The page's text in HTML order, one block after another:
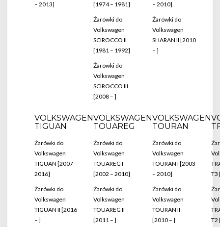
– 2013]
[1974 – 1981]
Żarówki do
Volkswagen
SCIROCCO II
[1981 – 1992]
Żarówki do
Volkswagen
SCIROCCO III
[2008 – ]
– 2010]
Żarówki do
Volkswagen
SHARAN II [2010
– ]
VOLKSWAGEN
TIGUAN
Żarówki do
Volkswagen
TIGUAN [2007 –
2016]
Żarówki do
Volkswagen
TIGUAN II [2016
– ]
VOLKSWAGEN
TOUAREG
Żarówki do
Volkswagen
TOUAREG I
[2002 – 2010]
Żarówki do
Volkswagen
TOUAREG II
[2011 – ]
VOLKSWAGEN
TOURAN
Żarówki do
Volkswagen
TOURAN I [2003
– 2010]
Żarówki do
Volkswagen
TOURAN II
[2010 – ]
T3
T2